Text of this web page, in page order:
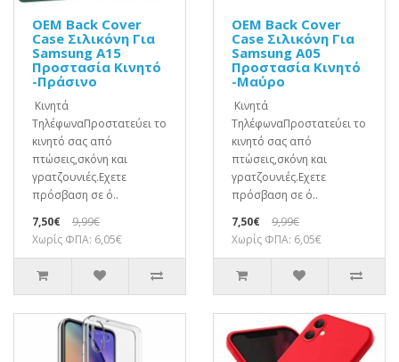
OEM Back Cover
Case Σιλικόνη Για
Samsung A15
Προστασία Κινητό
-Πράσινο
Κινητά
ΤηλέφωναΠροστατεύει το
κινητό σας από
πτώσεις,σκόνη και
γρατζουνιές.Eχετε
πρόσβαση σε ό..
7,50€
9,99€
Χωρίς ΦΠΑ: 6,05€
OEM Back Cover
Case Σιλικόνη Για
Samsung A05
Προστασία Κινητό
-Μαύρο
Κινητά
ΤηλέφωναΠροστατεύει το
κινητό σας από
πτώσεις,σκόνη και
γρατζουνιές.Eχετε
πρόσβαση σε ό..
7,50€
9,99€
Χωρίς ΦΠΑ: 6,05€